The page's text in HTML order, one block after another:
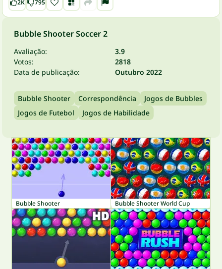
2K 795
Bubble Shooter Soccer 2
Avaliação:
3.9
Votos:
2818
Data de publicação:
Outubro 2022
Bubble Shooter Correspondência
Jogos de Bubbles
Jogos de Futebol
Jogos de Habilidade
Bubble Shooter Bubble Shooter World Cup